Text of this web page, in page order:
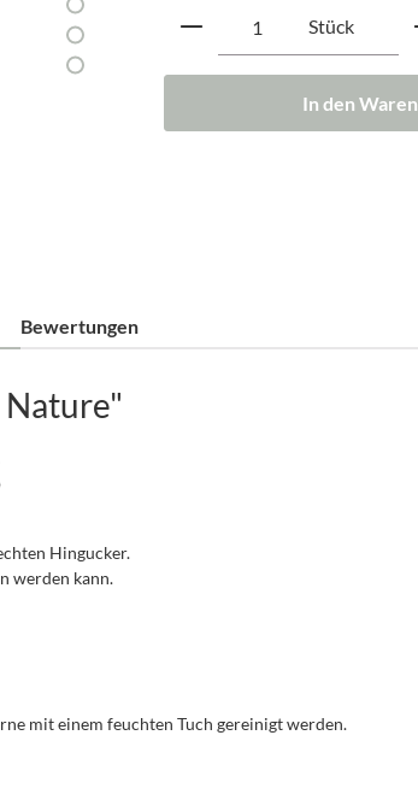
Produkt Anzahl:
Stück
In den
Bewertungen
Hingucker.
werden kann.
mit einem feuchten Tuch gereinigt werden.